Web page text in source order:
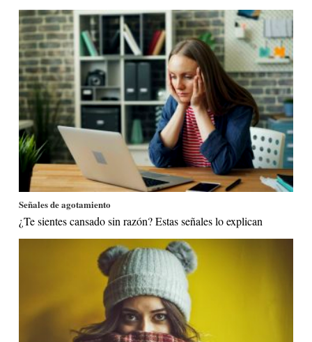
Señales de agotamiento
¿Te sientes cansado sin razón? Estas señales lo explican